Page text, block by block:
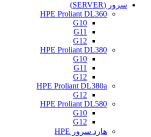
سرور (SERVER)
HPE Proliant DL360
G10
G11
G12
HPE Proliant DL380
G10
G11
G12
HPE Proliant DL380a
G12
HPE Proliant DL580
G10
G12
هارد سرور HPE